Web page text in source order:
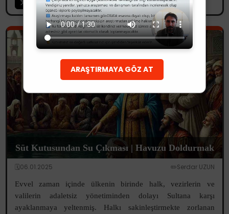
Aklıma Gelmişken
Süt Kutusundan Su Çıkması | Havuzu Doldurmak
🗓️06.01.2025 ✏️Serdar UZUN
Evvel zaman içinde ülkenin birinde halk, vezirlerin ve
valilerin adaletsiz yönetiminden dolayı Sultana karşı
ayaklanmaya yeltenmiş. Halkı sakinleştirmekte zorlanan
ARAŞTIRMAYA GÖZ AT